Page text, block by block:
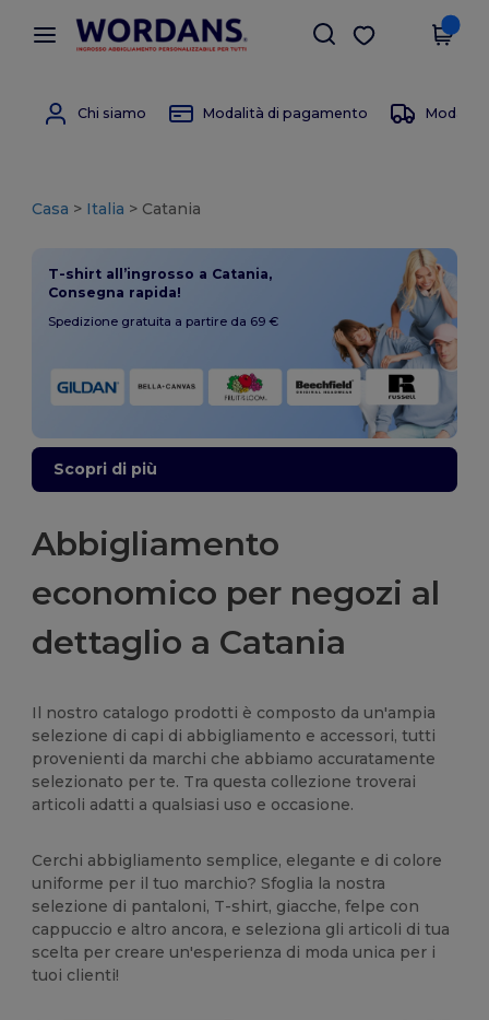
× App Wordans
Prezzi migliori sull'app!
Scarica app
Chi siamo Modalità di pagamento Modalità
Casa > Italia > Catania
T-shirt all’ingrosso a Catania,
Consegna rapida!
Spedizione gratuita a partire da 69 €
Scopri di più
Abbigliamento
economico per negozi al
dettaglio a Catania
Il nostro catalogo prodotti è composto da un'ampia
selezione di capi di abbigliamento e accessori, tutti
provenienti da marchi che abbiamo accuratamente
selezionato per te. Tra questa collezione troverai
articoli adatti a qualsiasi uso e occasione.
Cerchi abbigliamento semplice, elegante e di colore
uniforme per il tuo marchio? Sfoglia la nostra
selezione di pantaloni, T-shirt, giacche, felpe con
cappuccio e altro ancora, e seleziona gli articoli di tua
scelta per creare un'esperienza di moda unica per i
tuoi clienti!